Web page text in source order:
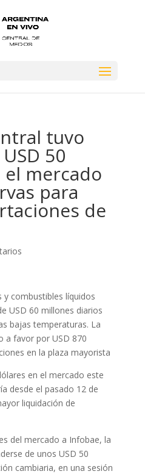
tuvo
50
mercado
para
de
y combustibles líquidos
USD 60 millones diarios
bajas temperaturas. La
a favor por USD 870
en la plaza mayorista
en el mercado este
desde el pasado 12 de
liquidación de
del mercado a Infobae, la
de unos USD 50
cambiaria, en una sesión